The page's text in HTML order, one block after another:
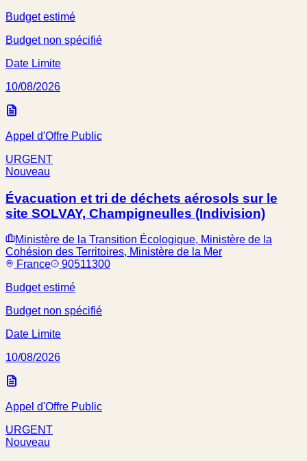
Budget estimé
Budget non spécifié
Date Limite
10/08/2026
Appel d'Offre Public
URGENT
Nouveau
Évacuation et tri de déchets aérosols sur le
site SOLVAY, Champigneulles (Indivision)
Ministère de la Transition Écologique, Ministère de la
Cohésion des Territoires, Ministère de la Mer
France
90511300
Budget estimé
Budget non spécifié
Date Limite
10/08/2026
Appel d'Offre Public
URGENT
Nouveau